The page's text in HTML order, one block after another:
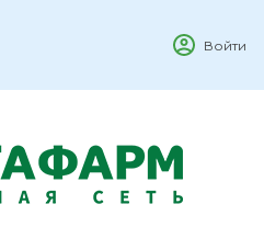
Войти